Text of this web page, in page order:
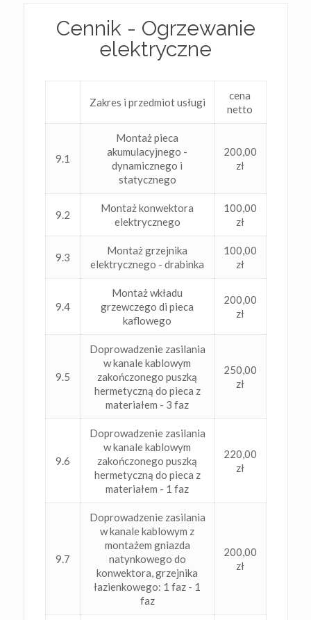
Cennik - Ogrzewanie
elektryczne
Zakres i przedmiot usługi
cena
netto
9.1
Montaż pieca
akumulacyjnego -
dynamicznego i
statycznego
200,00
zł
9.2
Montaż konwektora
elektrycznego
100,00
zł
9.3
Montaż grzejnika
elektrycznego - drabinka
100,00
zł
9.4
Montaż wkładu
grzewczego di pieca
kaflowego
200,00
zł
9.5
Doprowadzenie zasilania
w kanale kablowym
zakończonego puszką
hermetyczną do pieca z
materiałem - 3 faz
250,00
zł
9.6
Doprowadzenie zasilania
w kanale kablowym
zakończonego puszką
hermetyczną do pieca z
materiałem - 1 faz
220,00
zł
9.7
Doprowadzenie zasilania
w kanale kablowym z
montażem gniazda
natynkowego do
konwektora, grzejnika
łazienkowego: 1 faz - 1
faz
200,00
zł